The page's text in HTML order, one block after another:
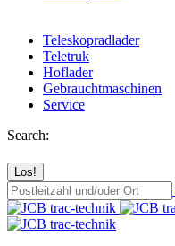
Teleskopradlader
Teletruk
Hoflader
Gebrauchtmaschinen
Service
Search: